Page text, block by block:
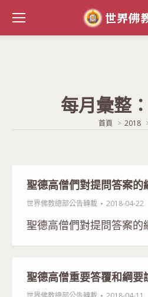
每月彙整：
當前位置:
首頁 2018
聖德高僧們對提問答案的
世界佛教總部公告轉載 2018-04-22
聖德高僧們對提問答案的
聖德高僧重要答覆和綱要